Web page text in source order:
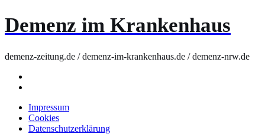
Demenz im Krankenhaus
demenz-zeitung.de / demenz-im-krankenhaus.de / demenz-nrw.de
Impressum
Cookies
Datenschutzerklärung